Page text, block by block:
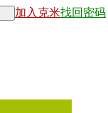
加入克米找回密码